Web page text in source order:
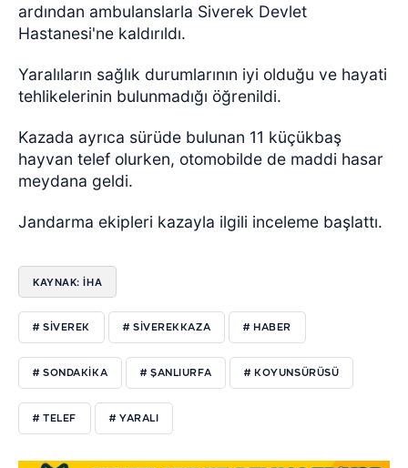
ardından ambulanslarla Siverek Devlet
Hastanesi'ne kaldırıldı.
Yaralıların sağlık durumlarının iyi olduğu ve hayati
tehlikelerinin bulunmadığı öğrenildi.
Kazada ayrıca sürüde bulunan 11 küçükbaş
hayvan telef olurken, otomobilde de maddi hasar
meydana geldi.
Jandarma ekipleri kazayla ilgili inceleme başlattı.
KAYNAK: İHA
# SIVEREK # SIVEREKKAZA # HABER
# SONDAKIKA # ŞANLIURFA # KOYUNSÜRÜSÜ
# TELEF # YARALI